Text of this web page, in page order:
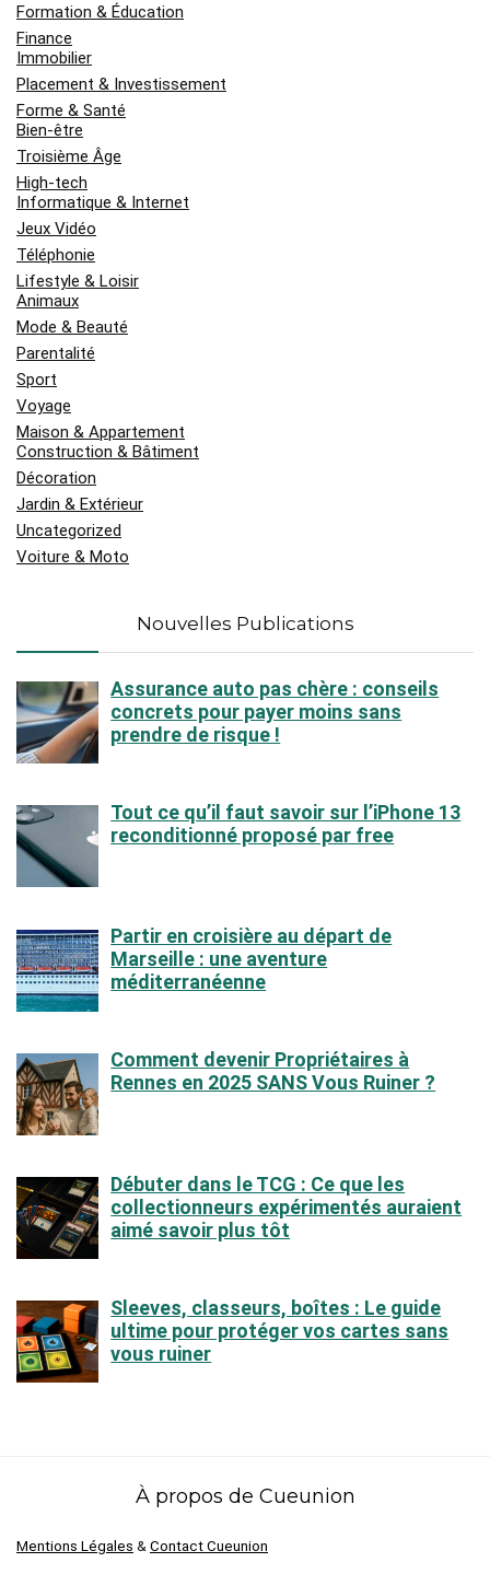
Formation & Éducation
Finance
Immobilier
Placement & Investissement
Forme & Santé
Bien-être
Troisième Âge
High-tech
Informatique & Internet
Jeux Vidéo
Téléphonie
Lifestyle & Loisir
Animaux
Mode & Beauté
Parentalité
Sport
Voyage
Maison & Appartement
Construction & Bâtiment
Décoration
Jardin & Extérieur
Uncategorized
Voiture & Moto
Nouvelles Publications
Assurance auto pas chère : conseils
concrets pour payer moins sans
prendre de risque !
Tout ce qu’il faut savoir sur l’iPhone 13
reconditionné proposé par free
Partir en croisière au départ de
Marseille : une aventure
méditerranéenne
Comment devenir Propriétaires à
Rennes en 2025 SANS Vous Ruiner ?
Débuter dans le TCG : Ce que les
collectionneurs expérimentés auraient
aimé savoir plus tôt
Sleeves, classeurs, boîtes : Le guide
ultime pour protéger vos cartes sans
vous ruiner
À propos de Cueunion
Mentions Légales & Contact Cueunion